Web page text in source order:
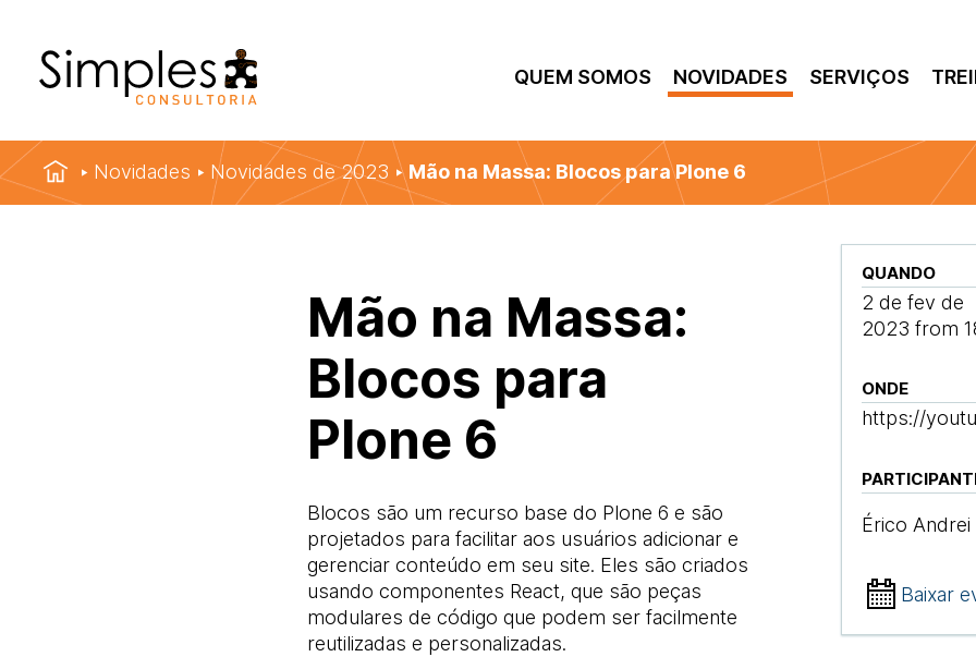
QUEM SOMOS NOVIDADES SERVIÇOS
Novidades Novidades de 2023 Mão na Massa: Blocos para Plone 6
Mão na Massa:
Blocos para
Plone 6
Blocos são um recurso base do Plone 6 e são
projetados para facilitar aos usuários adicionar e
gerenciar conteúdo em seu site. Eles são criados
usando componentes React, que são peças
modulares de código que podem ser facilmente
reutilizadas e personalizadas.
QUANDO
2 de fev de
2023 from
ONDE
https://
Érico Andrei
Baixar